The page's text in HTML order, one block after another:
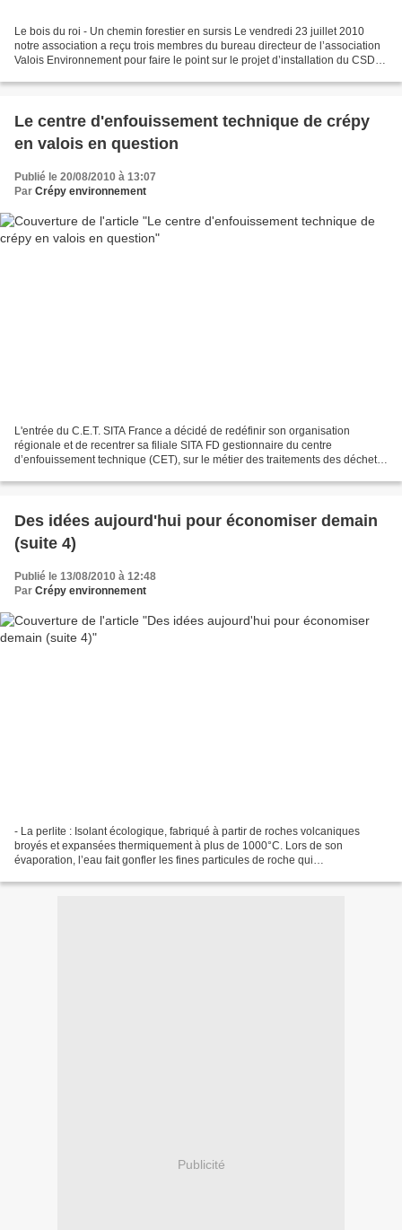
Le bois du roi - Un chemin forestier en sursis Le vendredi 23 juillet 2010
notre association a reçu trois membres du bureau directeur de l’association
Valois Environnement pour faire le point sur le projet d’installation du CSDU
Le centre d'enfouissement technique de crépy
en valois en question
Publié le 20/08/2010 à 13:07
Par Crépy environnement
L'entrée du C.E.T. SITA France a décidé de redéfinir son organisation
régionale et de recentrer sa filiale SITA FD gestionnaire du centre
d’enfouissement technique (CET), sur le métier des traitements des déchets
Des idées aujourd'hui pour économiser demain
(suite 4)
Publié le 13/08/2010 à 12:48
Par Crépy environnement
- La perlite : Isolant écologique, fabriqué à partir de roches volcaniques
broyés et expansées thermiquement à plus de 1000°C. Lors de son
évaporation, l’eau fait gonfler les fines particules de roche qui
Publicité